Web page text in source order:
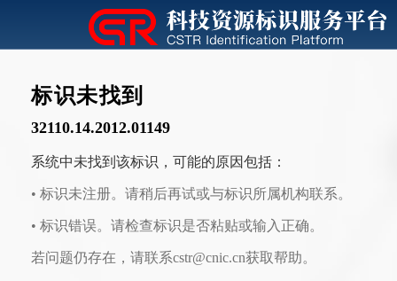
标识未找到
32110.14.2012.01149
系统中未找到该标识，可能的原因包括：
• 标识未注册。请稍后再试或与标识所属机构联系。
• 标识错误。请检查标识是否粘贴或输入正确。
若问题仍存在，请联系cstr@cnic.cn获取帮助。